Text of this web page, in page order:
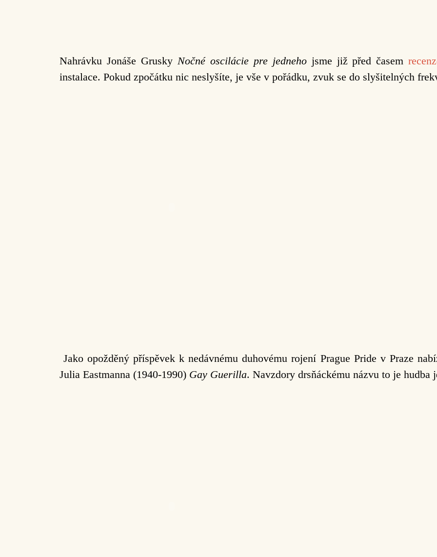
Nahrávku Jonáše Grusky Nočné oscilácie pre jednehojsme již před časem
instalace. Pokud zpočátku nic neslyšíte, je vše v pořádku, zvuk se do slyšitelných
Jako opožděný příspěvek k nedávnému duhovému rojení Prague Pride v Praze
Julia Eastmanna (1940-1990) Gay Guerilla. Navzdory drsňáckému názvu to je hudba